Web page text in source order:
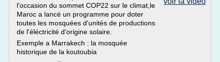
l'occasion du sommet COP22 sur le climat,le
Maroc a lancé un programme pour doter
toutes les mosquées d'unités de productions
de l'éléctricité d'origine solaire.
Exemple a Marrakech : la mosquée
historique de la koutoubia